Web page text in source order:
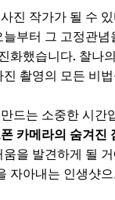
진 작가가 될 수
부터 그 고정관
화했습니다. 찰나
촬영의 모든 비
드는 소중한 시간
카메라의 숨겨진
움을 발견하게 될
자아내는 인생샷